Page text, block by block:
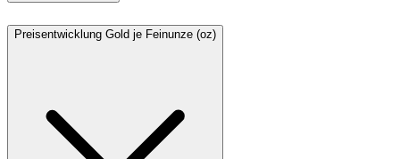
Preisentwicklung Gold je Feinunze (oz)